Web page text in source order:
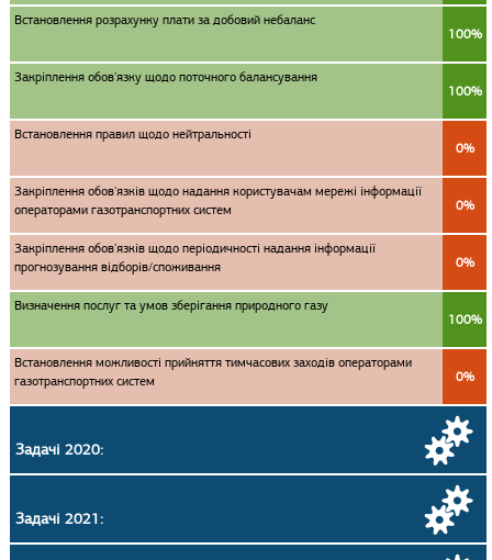
Встановлення розрахунку плати за добовий небаланс
100%
Закріплення обов'язку щодо поточного балансування
100%
Встановлення правил щодо нейтральності
0%
Закріплення обов'язків щодо надання користувачам мережі інформації
операторами газотранспортних систем
0%
Закріплення обов'язків щодо періодичності надання інформації
прогнозування відборів/споживання
0%
Визначення послуг та умов зберігання природного газу
100%
Встановлення можливості прийняття тимчасових заходів операторами
газотранспортних систем
0%
Задачі 2020:
Задачі 2021: